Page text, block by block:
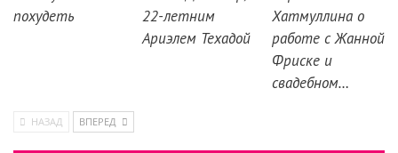
похудеть
22-летним
Ариэлем Техадой
Хатмуллина о
работе с Жанной
Фриске и
свадебном…
НАЗАД ВПЕРЕД